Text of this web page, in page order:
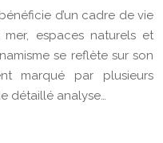
d’un cadre de vie
espaces naturels et
se reflète sur son
marqué par plusieurs
détaillé analyse…